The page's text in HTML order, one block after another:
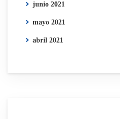
junio 2021
mayo 2021
abril 2021